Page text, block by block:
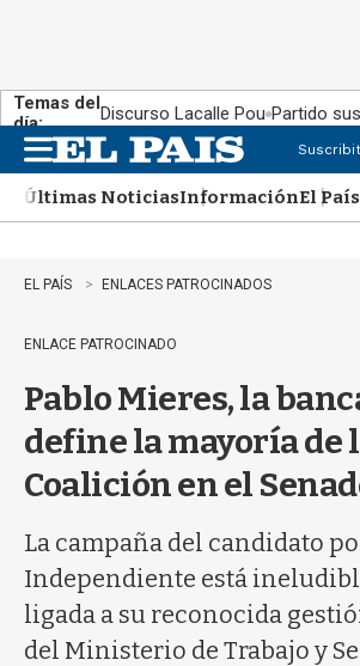
Temas del
día:
Discurso Lacalle Pou Partido
n
uÚltimas NoticiasInformaciónEl
EL PAÍS ENLACES PATROCINADOS
ENLACE PATROCINADO
Pablo Mieres, la
define la mayoría de
Coalición en el
La campaña del candidato
Independiente está
ligada a su reconocida
del Ministerio de Trabajo y